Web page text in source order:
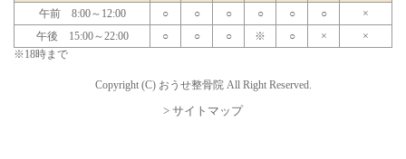
午前 8:00～12:00
○ ○ ○ ○ ○ ○
×
午後 15:00～22:00
○ ○ ○ ※ ○ ×
×
※18時まで
Copyright (C) おうせ整骨院 All Right Reserved.
> サイトマップ